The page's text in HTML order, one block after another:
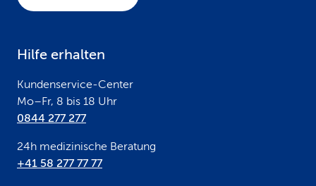
Hilfe erhalten
Kundenservice-Center
Mo–Fr, 8 bis 18 Uhr
0844 277 277
24h medizinische Beratung
+41 58 277 77 77